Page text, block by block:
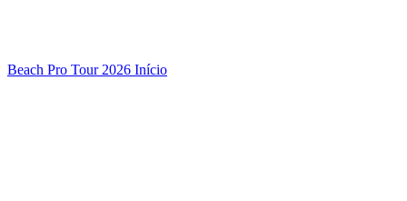
Beach Pro Tour 2026 Início